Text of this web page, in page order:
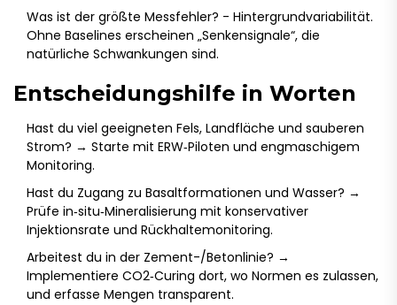
Was ist der größte Messfehler? - Hintergrundvariabilität.
Ohne Baselines erscheinen „Senkensignale“, die
natürliche Schwankungen sind.
Entscheidungshilfe in Worten
Hast du viel geeigneten Fels, Landfläche und sauberen
Strom? → Starte mit ERW‑Piloten und engmaschigem
Monitoring.
Hast du Zugang zu Basaltformationen und Wasser? →
Prüfe in‑situ‑Mineralisierung mit konservativer
Injektionsrate und Rückhaltemonitoring.
Arbeitest du in der Zement-/Betonlinie? →
Implementiere CO2‑Curing dort, wo Normen es zulassen,
und erfasse Mengen transparent.